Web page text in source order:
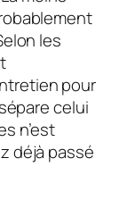
les
pour
celui
n’est
déjà passé